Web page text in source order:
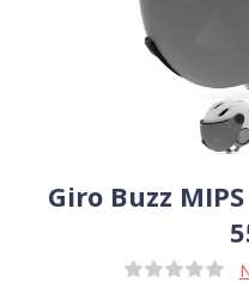
Giro Buzz